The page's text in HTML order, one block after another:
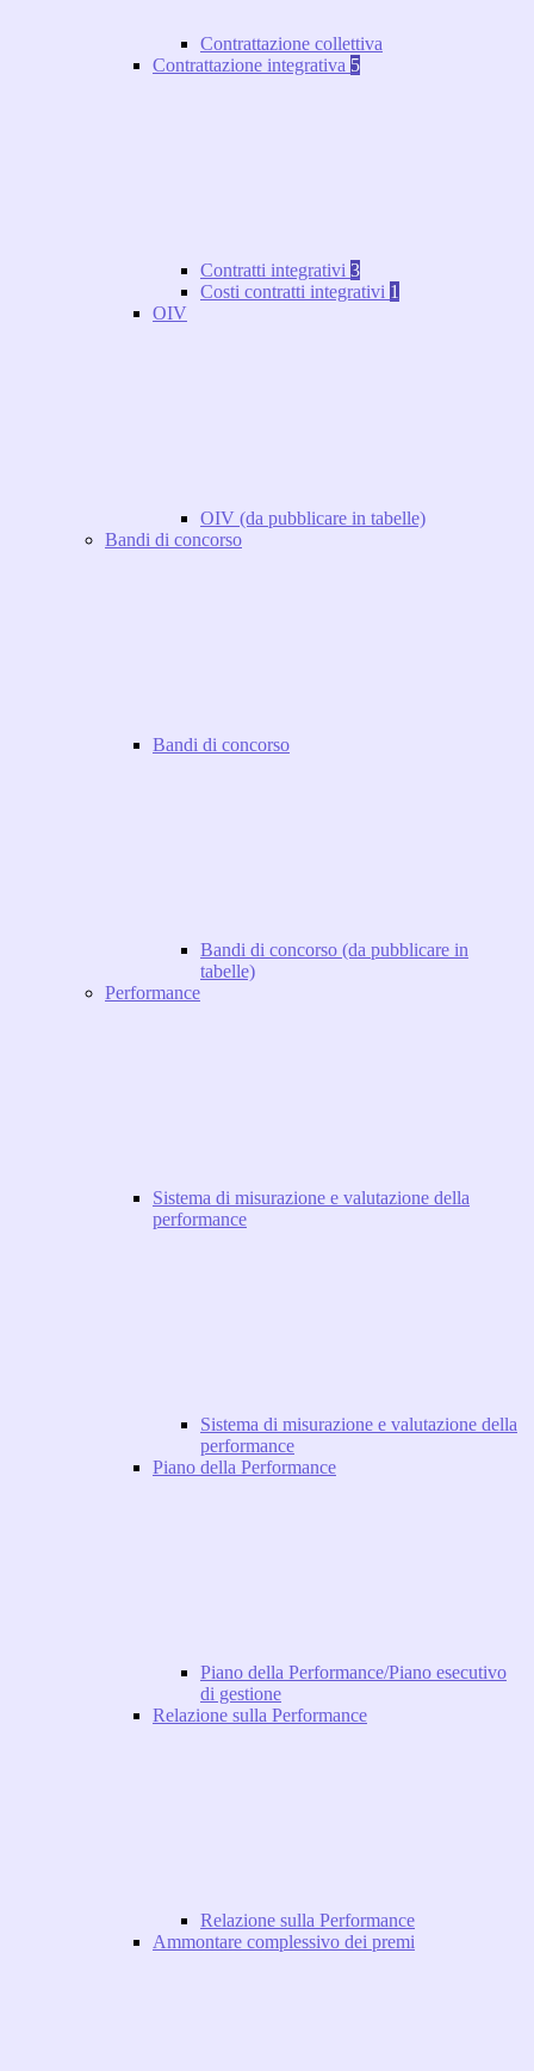
Contrattazione collettiva
Contrattazione integrativa 5
Contratti integrativi 3
Costi contratti integrativi 1
OIV
OIV (da pubblicare in tabelle)
Bandi di concorso
Bandi di concorso
Bandi di concorso (da pubblicare in
tabelle)
Performance
Sistema di misurazione e valutazione della
performance
Sistema di misurazione e valutazione della
performance
Piano della Performance
Piano della Performance/Piano esecutivo
di gestione
Relazione sulla Performance
Relazione sulla Performance
Ammontare complessivo dei premi